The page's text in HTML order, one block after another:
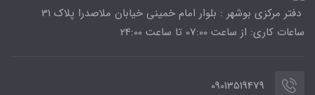
دفتر مرکزی بوشهر : بلوار امام خمینی خیابان ملاصدرا پلاک 31
ساعات کاری: از ساعت 07:00 تا ساعت 24:00
09013519479